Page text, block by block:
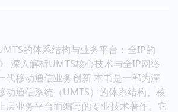
的体系结构与业务平台：全IP的
深入解析UMTS核心技术与全IP网络
代移动通信业务创新 本书是一部为深
动通信系统（UMTS）的体系结构、核
层业务平台而编写的专业技术著作。它